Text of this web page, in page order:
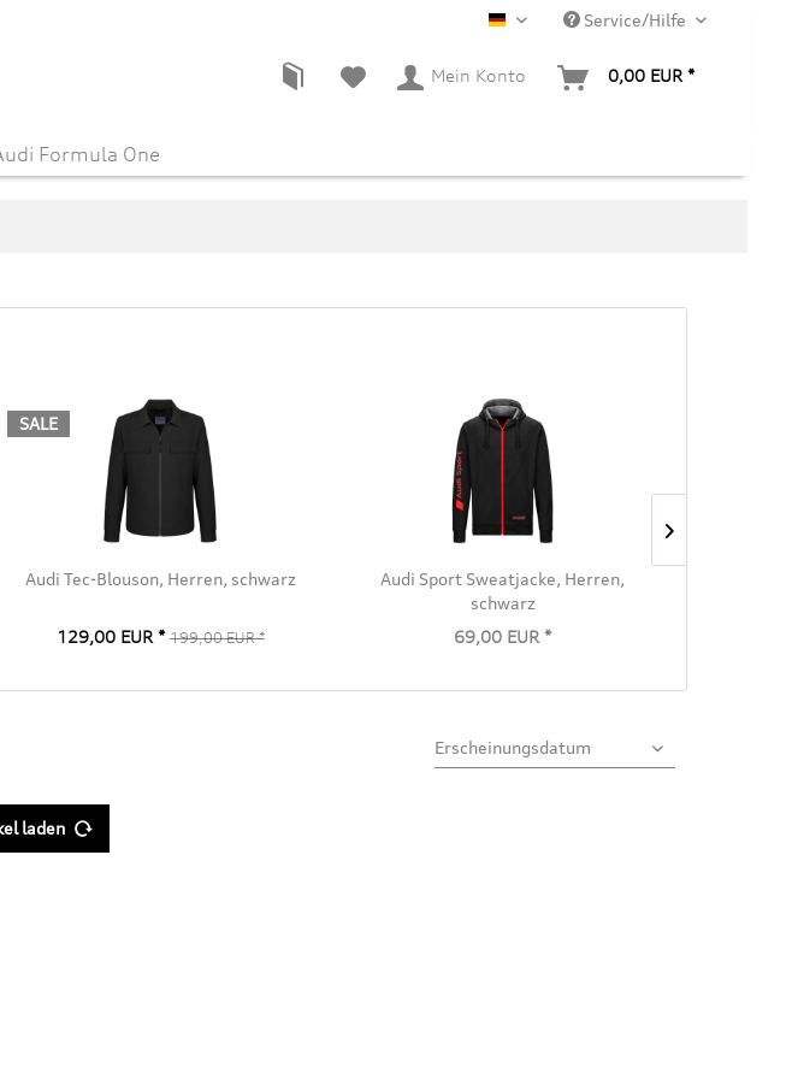
DE Service/Hilfe
Mein Konto 0,00 EUR *
Formula One
SALE
Audi Tec-Blouson, Herren, schwarz
129,00 EUR * 199,00 EUR *
Audi Sport Sweatjacke, Herren,
schwarz
69,00 EUR *
laden